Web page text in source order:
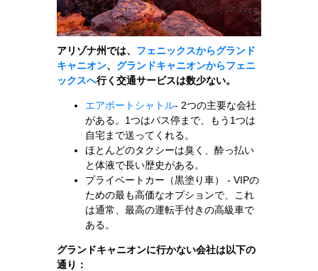
アリゾナ州では、 フェニックスからグランド
キャニオン、 グランドキャニオンからフェニ
ックスへ行く交通サービスは数少ない。
エアポートシャトル- 2つの主要な会社
がある。1つはバス停まで、もう1つは
自宅まで送ってくれる。
ほとんどのタクシーは臭く、酔っ払い
と体液で長い歴史がある。
プライベートカー（黒塗り車） - VIPの
ための最も高価なオプションで、これ
は通常、最高の運転手付きの高級車で
ある。
グランドキャニオンに行かない会社は以下の
通り：